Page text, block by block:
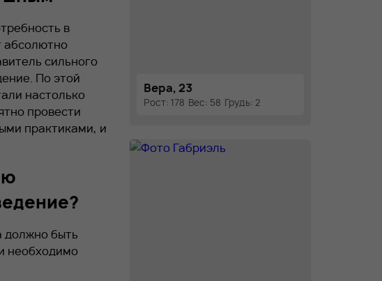
в
абсолютно
сильного
По этой
настолько
провести
практиками, и
должно быть
необходимо
Вера, 23
Рост: 178 Вес: 58 Грудь: 2